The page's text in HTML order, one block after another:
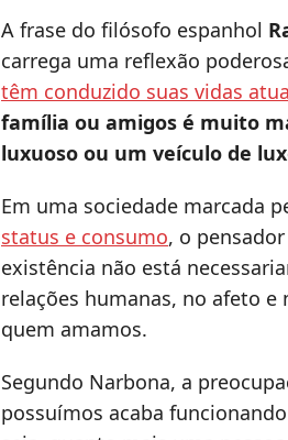
A frase do filósofo espanhol
carrega uma reflexão
têm conduzido suas vidas
família ou amigos é muito
luxuoso ou um veículo de
Em uma sociedade marcada
status e consumo, o
existência não está
relações humanas, no afeto
quem amamos.
Segundo Narbona, a
possuímos acaba